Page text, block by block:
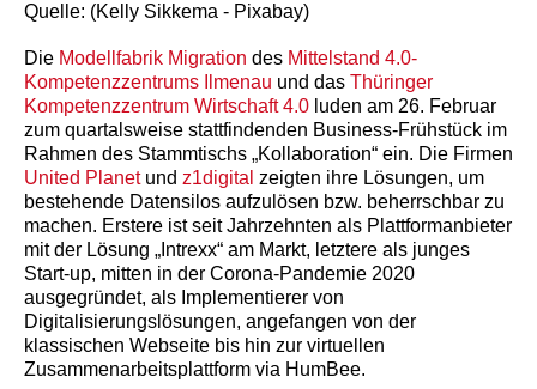
Quelle: (Kelly Sikkema - Pixabay)
Die Modellfabrik Migration des Mittelstand 4.0-
Kompetenzzentrums Ilmenau und das Thüringer
Kompetenzzentrum Wirtschaft 4.0 luden am 26. Februar
zum quartalsweise stattfindenden Business-Frühstück im
Rahmen des Stammtischs „Kollaboration“ ein. Die Firmen
United Planetund z1digital zeigten ihre Lösungen, um
bestehende Datensilos aufzulösen bzw. beherrschbar zu
machen. Erstere ist seit Jahrzehnten als Plattformanbieter
mit der Lösung „Intrexx“ am Markt, letztere als junges
Start-up, mitten in der Corona-Pandemie 2020
ausgegründet, als Implementierer von
Digitalisierungslösungen, angefangen von der
klassischen Webseite bis hin zur virtuellen
Zusammenarbeitsplattform via HumBee.